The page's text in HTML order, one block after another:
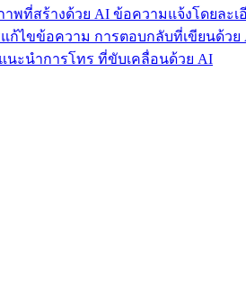
พที่สร้างด้วย AI ข้อความแจ้งโดยละ
แก้ไขข้อความ การตอบกลับที่เขียนด้ว
นะนำการโทร ที่ขับเคลื่อนด้วย AI